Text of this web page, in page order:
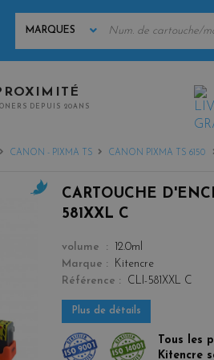
CLÉS
DEPUIS 20ANS
CANON - PIXMA TS CANON PIXMA TS 6150
CARTOUCHE
581XXL C
color
volume
12.0ml
Marque
Kitencre
Référence
CLI-581XXL C
Plus de détails
Tous les
Kitencre